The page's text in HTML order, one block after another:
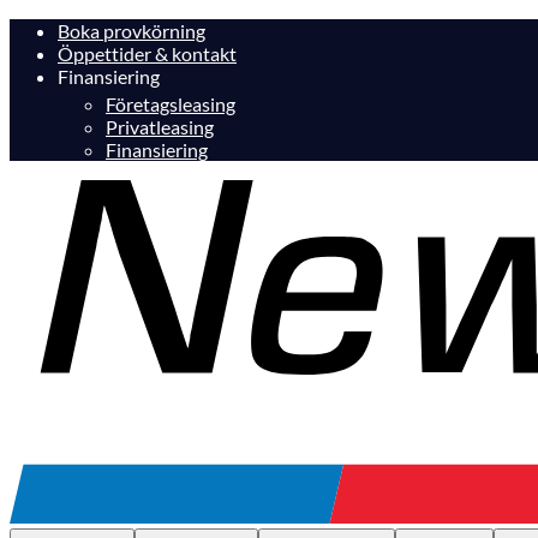
Boka provkörning
Öppettider & kontakt
Finansiering
Företagsleasing
Privatleasing
Finansiering